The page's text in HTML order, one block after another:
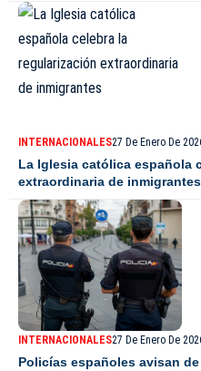
INTERNACIONALES27 De Enero De
La Iglesia católica española
extraordinaria de inmigrantes
INTERNACIONALES27 De Enero De
Policías españoles avisan